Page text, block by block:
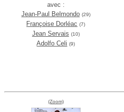
avec :
Jean-Paul Belmondo (29)
Françoise Dorléac (7)
Jean Servais (10)
Adolfo Celi (9)
(Zoom)